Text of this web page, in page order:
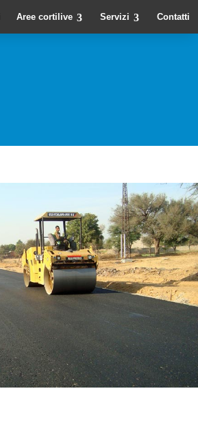
Aree cortilive Servizi Contatti